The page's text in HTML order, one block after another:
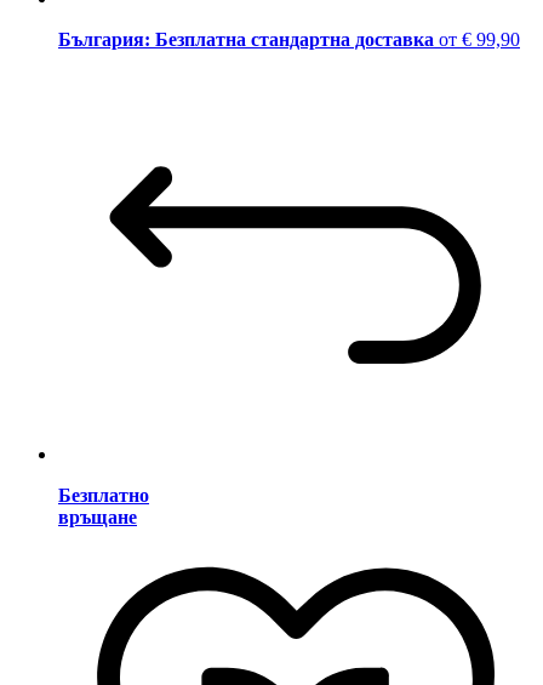
България: Безплатна стандартна доставка от € 99,90
Безплатно
връщане